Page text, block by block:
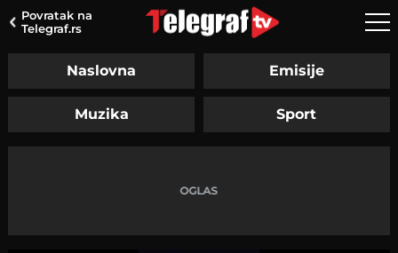
Povratak na
Telegraf.rs
Naslovna Emisije
Muzika Sport